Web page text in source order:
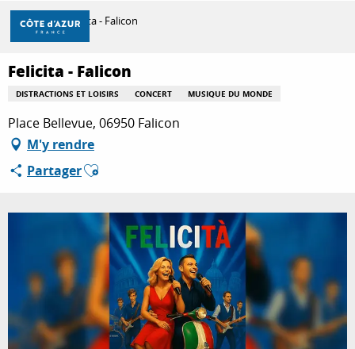
Aller
contenu
principal
DÉCOUVRIR
À FAIRE
SÉJOURNER
Accueil Felicita - Falicon
Felicita - Falicon
DISTRACTIONS ET LOISIRS CONCERT MUSIQUE DU MONDE
Place Bellevue, 06950 Falicon
M'y rendre
PartagerAjouter aux favoris